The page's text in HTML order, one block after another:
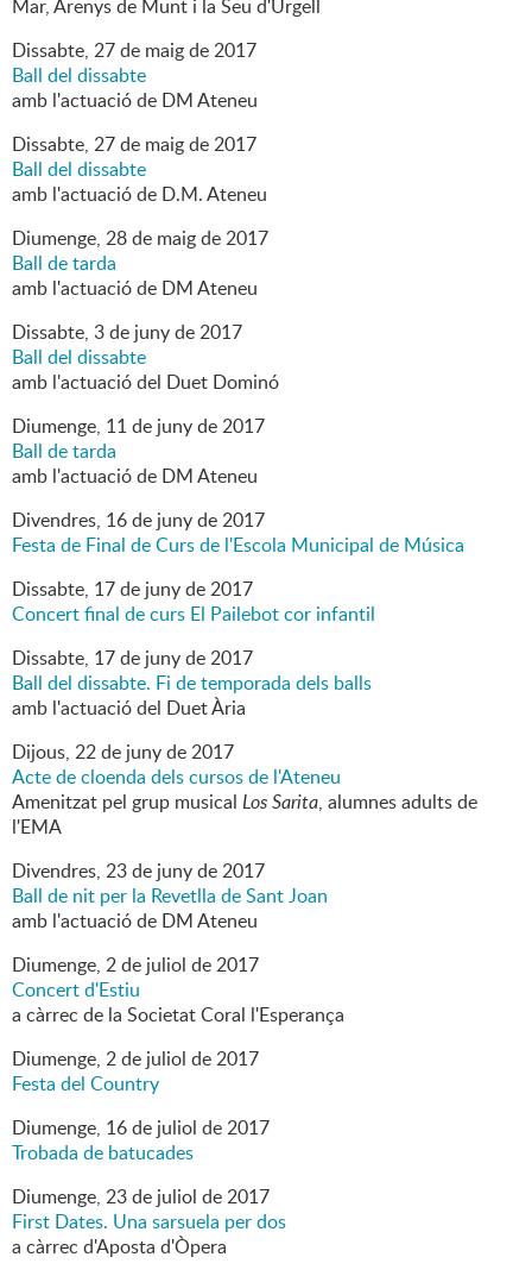
Mar, Arenys de Munt i la Seu d'Urgell
Dissabte, 27de maigde2017
Ball del dissabte
amb l'actuació de DM Ateneu
Dissabte, 27de maigde2017
Ball del dissabte
amb l'actuació de D.M. Ateneu
Diumenge, 28de maigde2017
Ball de tarda
amb l'actuació de DM Ateneu
Dissabte, 3de junyde2017
Ball del dissabte
amb l'actuació del Duet Dominó
Diumenge, 11de junyde2017
Ball de tarda
amb l'actuació de DM Ateneu
Divendres, 16de junyde2017
Festa de Final de Curs de l'Escola Municipal de Música
Dissabte, 17de junyde2017
Concert final de curs El Pailebot cor infantil
Dissabte, 17de junyde2017
Ball del dissabte. Fi de temporada dels balls
amb l'actuació del Duet Ària
Dijous, 22de junyde2017
Acte de cloenda dels cursos de l'Ateneu
Amenitzat pel grup musical Los Sarita, alumnes adults de
l'EMA
Divendres, 23de junyde2017
Ball de nit per la Revetlla de Sant Joan
amb l'actuació de DM Ateneu
Diumenge, 2de juliol de2017
Concert d'Estiu
a càrrec de la Societat Coral l'Esperança
Diumenge, 2de juliol de2017
Festa del Country
Diumenge, 16de juliol de2017
Trobada de batucades
Diumenge, 23de juliol de2017
First Dates. Una sarsuela per dos
a càrrec d'Aposta d'Òpera